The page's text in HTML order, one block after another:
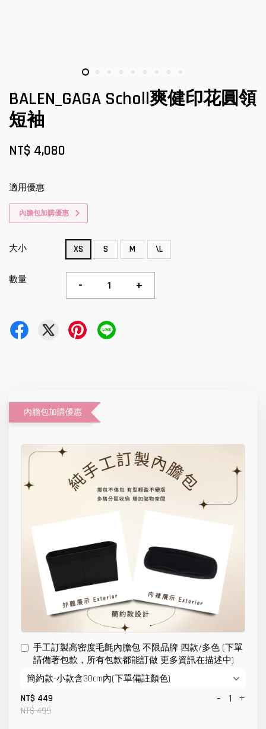
BALEN_GAGA Scholl爽健印花圓領
短袖
NT$ 4,080
適用優惠
內膽包加購優惠
大小 XS S M \L
數量 - +
內膽包加購優惠
手工訂製高密度毛氈內膽包 不限品牌 四款/多色 (下單
請備著包款，所有包款都能訂做 更多資訊在描述中)
NT$ 449
NT$ 499
- +